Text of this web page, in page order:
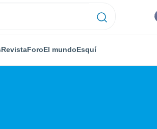
RevistaForoEl mundoEsquí